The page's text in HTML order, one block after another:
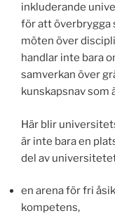
inkluderande
för att överbrygga
möten över
handlar inte bara
samverkan över
kunskapsnav som
Här blir
är inte bara en
del av
en arena för fri
kompetens,